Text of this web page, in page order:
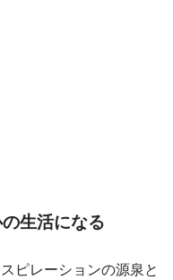
生活になる
ピレーションの源泉と